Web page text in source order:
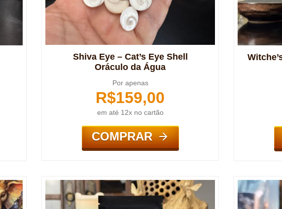
Shiva Eye – Cat’s Eye Shell
Oráculo da Água
Por apenas
R$159,00
em até 12x no cartão
COMPRAR